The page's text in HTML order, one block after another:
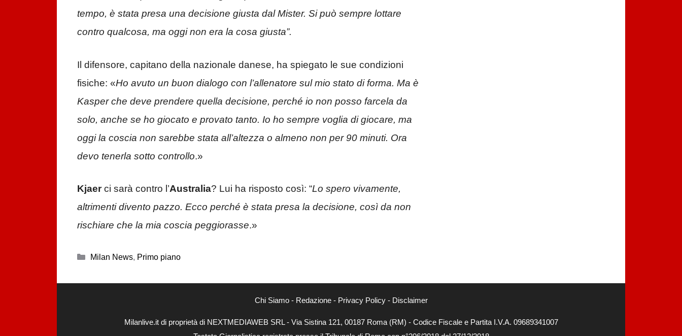
tempo, è stata presa una decisione giusta dal Mister. Si può sempre lottare
contro qualcosa, ma oggi non era la cosa giusta”.
Il difensore, capitano della nazionale danese, ha spiegato le sue condizioni
fisiche: «Ho avuto un buon dialogo con l’allenatore sul mio stato di forma. Ma è
Kasper che deve prendere quella decisione, perché io non posso farcela da
solo, anche se ho giocato e provato tanto. Io ho sempre voglia di giocare, ma
oggi la coscia non sarebbe stata all’altezza o almeno non per 90 minuti. Ora
devo tenerla sotto controllo.»
Kjaerci sarà contro l’Australia? Lui ha risposto così: “Lo spero vivamente,
altrimenti divento pazzo. Ecco perché è stata presa la decisione, così da non
rischiare che la mia coscia peggiorasse.»
Categorie
Milan News, Primo piano
Chi Siamo- Redazione- Privacy Policy- Disclaimer
Milanlive.it di proprietà di NEXTMEDIAWEB SRL - Via Sistina 121, 00187 Roma (RM) - Codice Fiscale e Partita I.V.A. 09689341007